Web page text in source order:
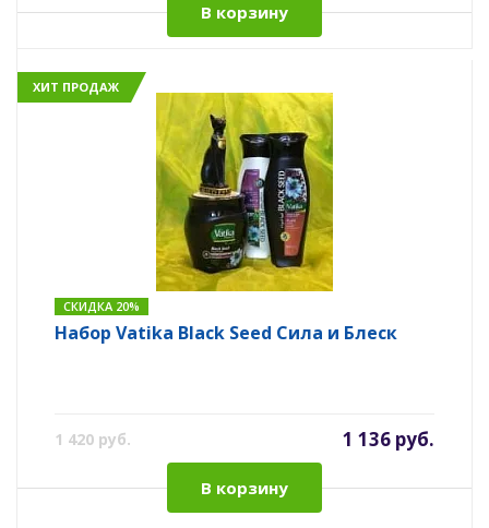
В корзину
ХИТ ПРОДАЖ
СКИДКА 20%
Набор Vatika Black Seed Сила и Блеск
1 420 руб. 1 136 руб.
В корзину